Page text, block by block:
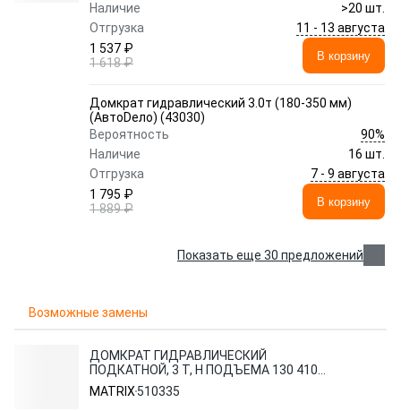
Наличие
>20 шт.
Отгрузка
11 - 13 августа
1 537 ₽
1 618 ₽
В корзину
Домкрат гидравлический 3.0т (180-350 мм)
(АвтоDело) (43030)
Вероятность
90%
Наличие
16 шт.
Отгрузка
7 - 9 августа
1 795 ₽
1 889 ₽
В корзину
Показать еще 30 предложений
Возможные замены
ДОМКРАТ ГИДРАВЛИЧЕСКИЙ
ПОДКАТНОЙ, 3 Т, H ПОДЪЕМА 130 410
ММ// MATRIX
MATRIX 510335